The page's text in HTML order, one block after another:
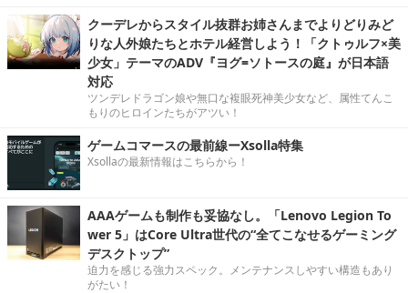
クーデレからスタイル抜群お姉さんまでよりどりみど
りな人外娘たちとホテル経営しよう！「クトゥルフ×美
少女」テーマのADV『ヨグ=ソトースの庭』が日本語
対応
ツンデレドラゴン娘や無口な複眼死神美少女など、属性てんこ
もりのヒロインたちがアツい！
ゲームコマースの最前線ーXsolla特集
Xsollaの最新情報はこちらから！
AAAゲームも制作も妥協なし。「Lenovo Legion To
wer 5」はCore Ultra世代の“全てこなせるゲーミング
デスクトップ”
迫力を感じる強力スペック。メンテナンスしやすい構造もあり
がたい！